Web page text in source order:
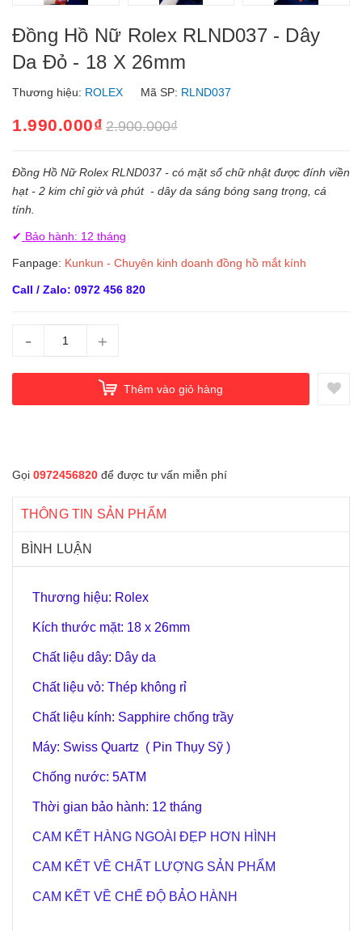
Đồng Hồ Nữ Rolex RLND037 - Dây
Da Đỏ - 18 X 26mm
Thương hiệu: ROLEX Mã SP: RLND037
1.990.000₫ 2.900.000₫
Đồng Hồ Nữ Rolex RLND037 - có mặt số chữ nhật được đính viền
hạt - 2 kim chỉ giờ và phút - dây da sáng bóng sang trọng, cá
tính.
✔ Bảo hành: 12 tháng
Fanpage: Kunkun - Chuyên kinh doanh đồng hồ mắt kính
Call / Zalo: 0972 456 820
- +
Thêm vào giỏ hàng
Gọi 0972456820 để được tư vấn miễn phí
THÔNG TIN SẢN PHẨM
BÌNH LUẬN
Thương hiệu: Rolex
Kích thước mặt: 18 x 26mm
Chất liệu dây: Dây da
Chất liệu vỏ: Thép không rỉ
Chất liệu kính: Sapphire chống trầy
Máy: Swiss Quartz ( Pin Thụy Sỹ )
Chống nước: 5ATM
Thời gian bảo hành: 12 tháng
CAM KẾT HÀNG NGOÀI ĐẸP HƠN HÌNH
CAM KẾT VỀ CHẤT LƯỢNG SẢN PHẨM
CAM KẾT VỀ CHẾ ĐỘ BẢO HÀNH